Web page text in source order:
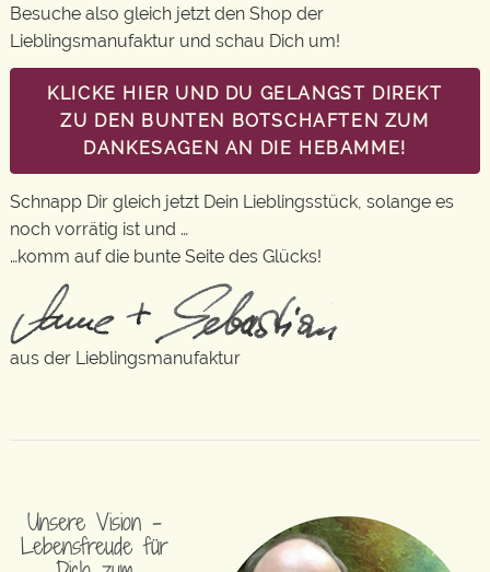
Besuche also gleich jetzt den Shop der
Lieblingsmanufaktur und schau Dich um!
KLICKE HIER UND DU GELANGST DIREKT
ZU DEN BUNTEN BOTSCHAFTEN ZUM
DANKESAGEN AN DIE HEBAMME!
Schnapp Dir gleich jetzt Dein Lieblingsstück, solange es
noch vorrätig ist und …
…komm auf die bunte Seite des Glücks!
aus der Lieblingsmanufaktur
Unsere Vision –
Lebensfreude für